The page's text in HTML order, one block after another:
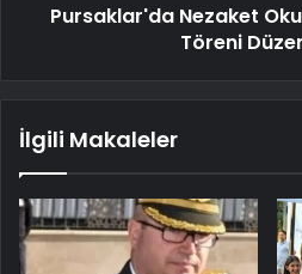
Pursaklar'da Nezaket
Töreni
İlgili Makaleler